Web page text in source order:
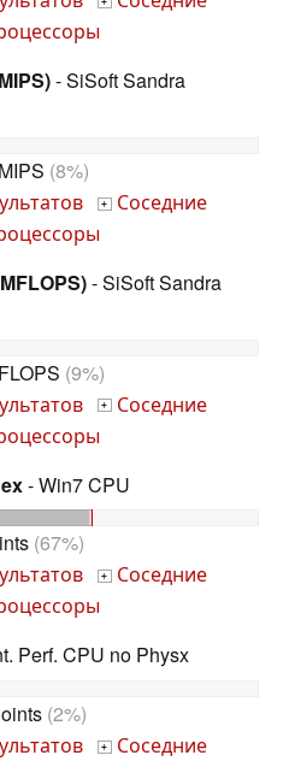
- SiSoft Sandra
(8%)
+ Соседние
- SiSoft Sandra
(9%)
+ Соседние
- Win7 CPU
(67%)
+ Соседние
Perf. CPU no Physx
(2%)
+ Соседние